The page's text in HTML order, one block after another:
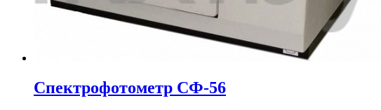
Спектрофотометр СФ-56